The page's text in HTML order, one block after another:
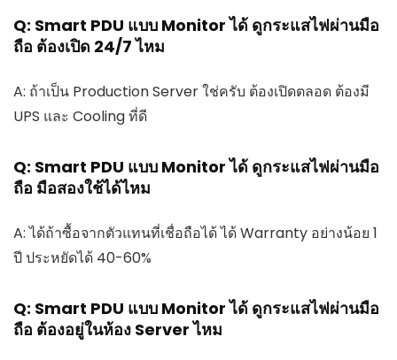
Q: Smart PDU แบบ Monitor ได้ ดูกระแสไฟผ่านมือ
ถือ ต้องเปิด 24/7 ไหม
A: ถ้าเป็น Production Server ใช่ครับ ต้องเปิดตลอด ต้องมี
UPS และ Cooling ที่ดี
Q: Smart PDU แบบ Monitor ได้ ดูกระแสไฟผ่านมือ
ถือ มือสองใช้ได้ไหม
A: ได้ถ้าซื้อจากตัวแทนที่เชื่อถือได้ ได้ Warranty อย่างน้อย 1
ปี ประหยัดได้ 40-60%
Q: Smart PDU แบบ Monitor ได้ ดูกระแสไฟผ่านมือ
ถือ ต้องอยู่ในห้อง Server ไหม